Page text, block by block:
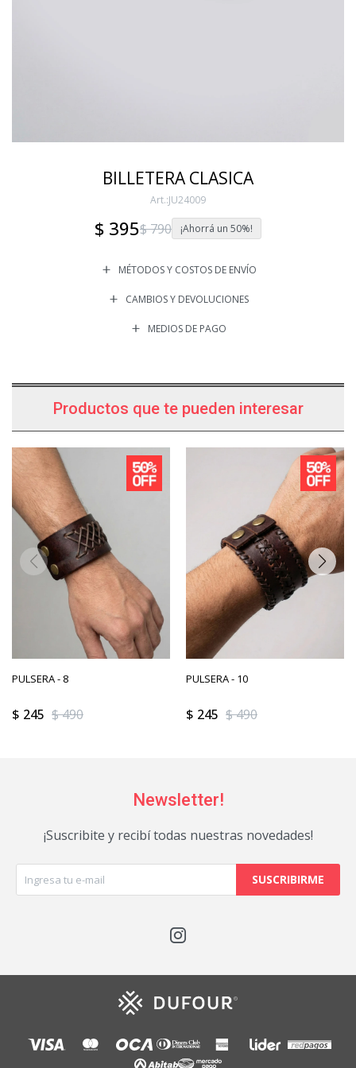
BILLETERA CLASICA
JU24009
$ 395$790 50
MÉTODOS Y COSTOS DE ENVÍO
CAMBIOS Y DEVOLUCIONES
MEDIOS DE PAGO
Productos que te pueden interesar
PULSERA - 8
$ 245 $490
PULSERA - 10
$ 245 $490
Newsletter!
¡Suscribite y recibí todas nuestras novedades!
SUSCRIBIRME
